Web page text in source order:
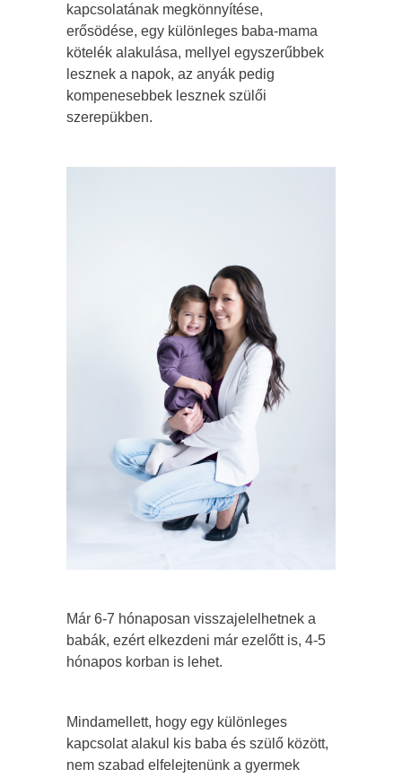
kapcsolatának megkönnyítése,
erősödése, egy különleges baba-mama
kötelék alakulása, mellyel egyszerűbbek
lesznek a napok, az anyák pedig
kompenesebbek lesznek szülői
szerepükben.
Már 6-7 hónaposan visszajelelhetnek a
babák, ezért elkezdeni már ezelőtt is, 4-5
hónapos korban is lehet.
Mindamellett, hogy egy különleges
kapcsolat alakul kis baba és szülő között,
nem szabad elfelejtenünk a gyermek